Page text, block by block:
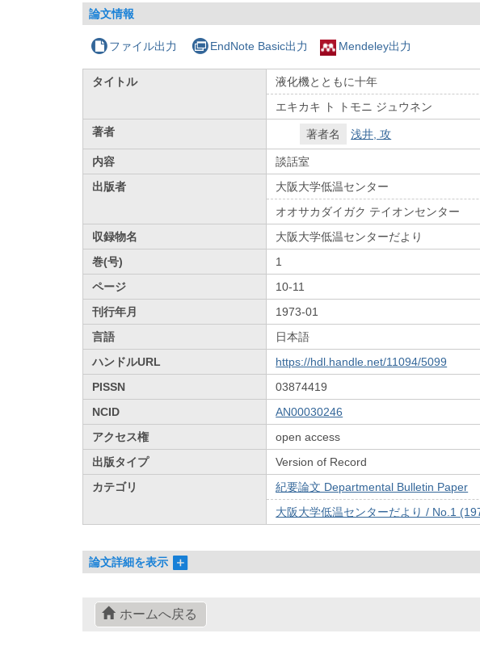
論文情報
ファイル出力 EndNote Basic出力 Mendeley出力
タイトル
液化機とともに十年
エキカキ ト トモニ ジュウネン
著者
著者名 浅井, 攻
内容
談話室
出版者
大阪大学低温センター
オオサカダイガク テイオンセンター
収録物名
大阪大学低温センターだより
巻(号)
1
ページ
10-11
刊行年月
1973-01
言語
日本語
ハンドルURL
https://hdl.handle.net/11094/5099
PISSN
03874419
NCID
AN00030246
アクセス権
open access
出版タイプ
Version of Record
カテゴリ
紀要論文 Departmental Bulletin Paper
大阪大学低温センターだより / No.1
論文詳細を表示
ホームへ戻る